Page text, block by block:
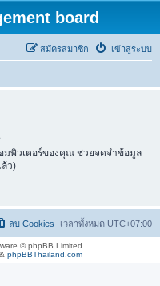
board
เข้าสู่ระบบ
สมัครสมาชิก
มพิวเตอร์ของคุณ ช่วยจดจำข้อมูล
ล้ว)
เวลาทั้งหมด UTC+07:00
ลบ Cookies
© phpBB Limited
phpBBThailand.com